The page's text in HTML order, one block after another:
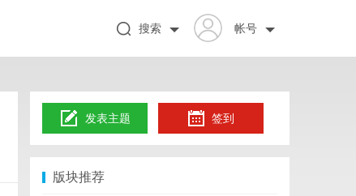
帐号
搜索
发表主题 签到
版块推荐